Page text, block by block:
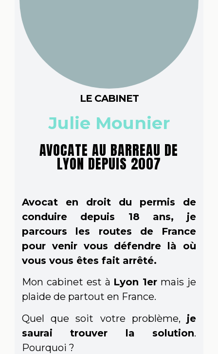
LE CABINET
Julie Mounier
AVOCATE AU BARREAU DE
LYON DEPUIS 2007
Avocat en droit du permis de
conduire depuis 18 ans, je
parcours les routes de France
pour venir vous défendre là où
vous vous êtes fait arrêté.
Mon cabinet est à Lyon 1er mais je
plaide de partout en France.
Quel que soit votre problème, je
saurai trouver la solution.
Pourquoi ?